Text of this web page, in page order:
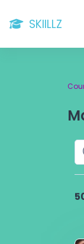
SKIILLZ